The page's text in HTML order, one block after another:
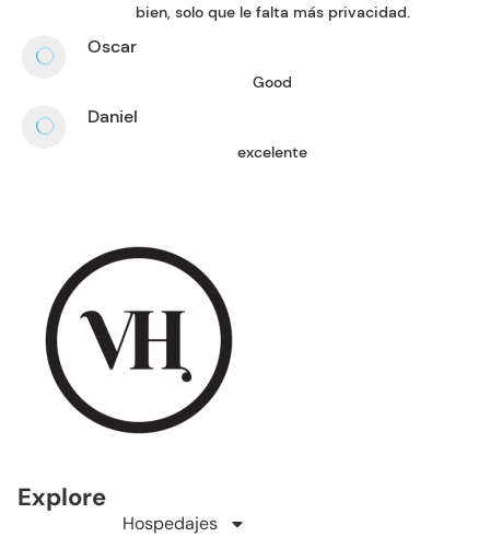
bien, solo que le falta más privacidad.
Oscar
Good
Daniel
excelente
Explore
Hospedajes